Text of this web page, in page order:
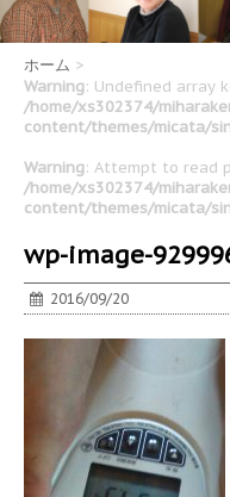
ホーム >
Warning: Undefined array
/home/xs302374/
content/themes/micata/
Warning: Attempt to read
/home/xs302374/
content/themes/micata/
wp-image-
2016/09/20